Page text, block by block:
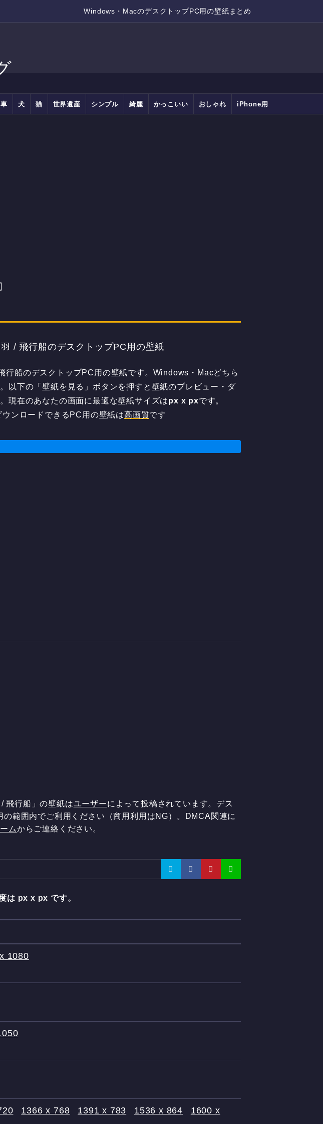
Windows・MacのデスクトップPC用の壁紙まとめ
犬 猫 世界遺産 シンプル 綺麗 かっこいい おしゃれ iPhone用
/ 飛行船のデスクトップPC用の壁紙
行船のデスクトップPC用の壁紙です。Windows・Macどちら
以下の「壁紙を見る」ボタンを押すと壁紙のプレビュー・ダ
現在のあなたの画面に最適な壁紙サイズはpx x pxです。
ンロードできるPC用の壁紙は高画質です
飛行船」の壁紙はユーザーによって投稿されています。デス
範囲内でご利用ください（商用利用はNG）。DMCA関連に
ムからご連絡ください。
は px x px です。
1080
1366 x 768 1391 x 783 1536 x 864
1600 x